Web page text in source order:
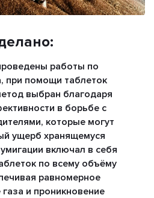
работы по
при помощи таблеток
выбран благодаря
в борьбе с
которые могут
ущерб хранящемуся
включал в себя
по всему объёму
равномерное
и проникновение